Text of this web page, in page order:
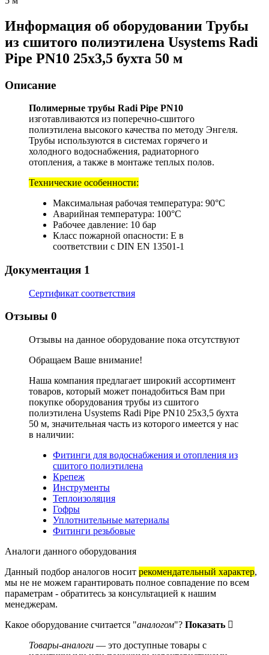
Информация об оборудовании Трубы
из сшитого полиэтилена Usystems Radi
Pipe PN10 25x3,5 бухта 50 м
Описание
Полимерные трубы Radi Pipe PN10
изготавливаются из поперечно-сшитого
полиэтилена высокого качества по методу Энгеля.
Трубы используются в системах горячего и
холодного водоснабжения, радиаторного
отопления, а также в монтаже теплых полов.
Технические особенности:
Максимальная рабочая температура: 90°С
Аварийная температура: 100°С
Рабочее давление: 10 бар
Класс пожарной опасности: Е в
соответствии с DIN EN 13501-1
Документация 1
Сертификат соответствия
Отзывы 0
Отзывы на данное оборудование пока отсутствуют
Обращаем Ваше внимание!
Наша компания предлагает широкий ассортимент
товаров, который может понадобиться Вам при
покупке оборудования трубы из сшитого
полиэтилена Usystems Radi Pipe PN10 25x3,5 бухта
50 м, значительная часть из которого имеется у нас
в наличии:
Фитинги для водоснабжения и отопления из
сшитого полиэтилена
Крепеж
Инструменты
Теплоизоляция
Гофры
Уплотнительные материалы
Фитинги резьбовые
Аналоги данного оборудования
Данный подбор аналогов носит рекомендательный характер,
мы не не можем гарантировать полное совпадение по всем
параметрам - обратитесь за консультацией к нашим
менеджерам.
Какое оборудование считается "аналогом"? Показать
Товары-аналоги — это доступные товары с